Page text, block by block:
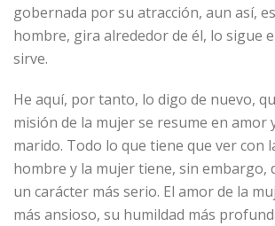
gobernada por su atracción, aun así,
hombre, gira alrededor de él, lo sigue
sirve.
He aquí, por tanto, lo digo de nuevo,
misión de la mujer se resume en amor
marido. Todo lo que tiene que ver con
hombre y la mujer tiene, sin embargo,
un carácter más serio. El amor de la
más ansioso, su humildad más